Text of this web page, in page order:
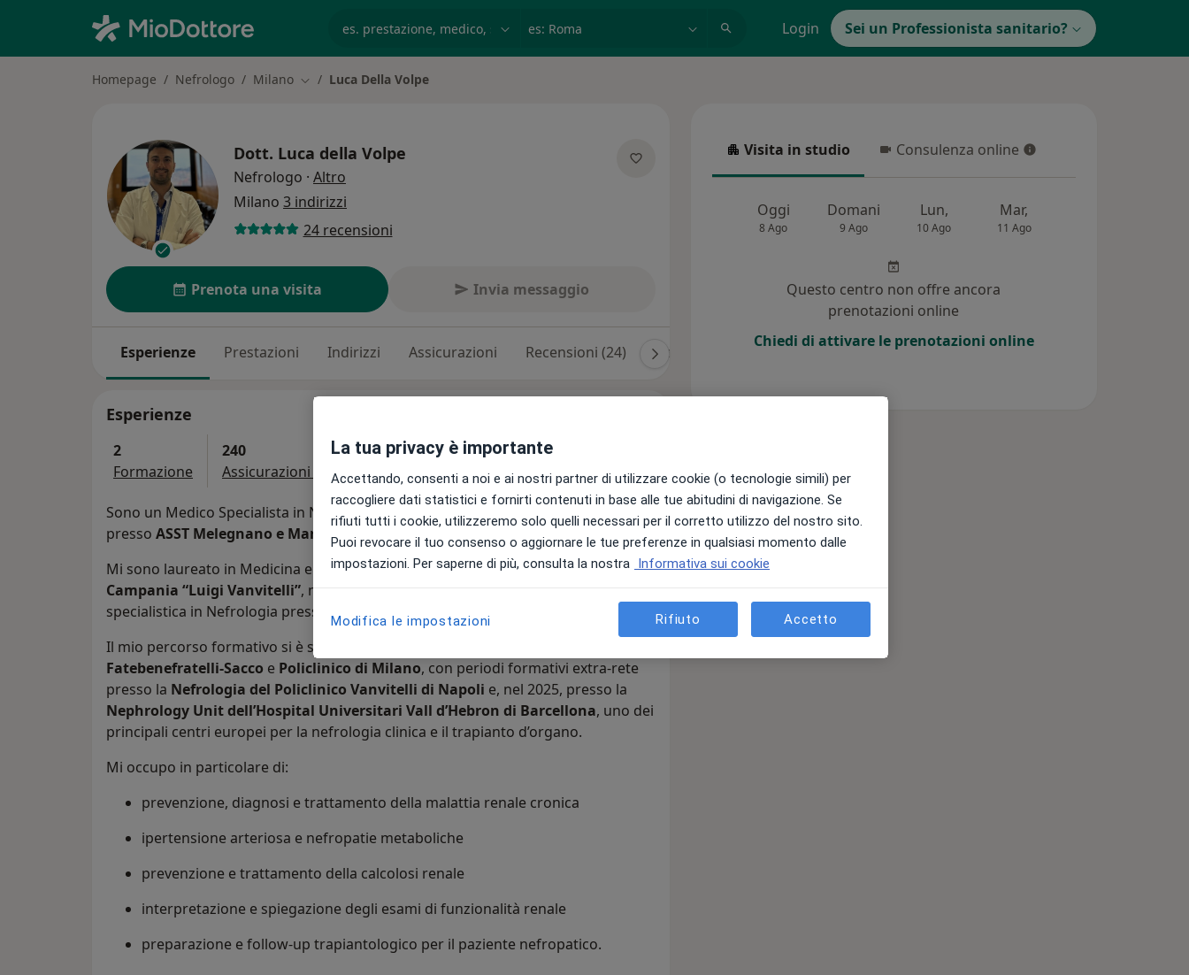
Login Sei un Professionista sanitario?
Homepage Nefrologo Milano Cambia città
Luca Della Volpe
Dott. Luca della Volpe
Nefrologo · Altro
Milano 3 indirizzi
24 recensioni
Prenota una visita Invia messaggio
Esperienze Prestazioni Indirizzi Assicurazioni Recensioni (24) Risposte ai pazienti (1)
Esperienze
2
Formazione
240
Assicurazioni accettate
Sono un Medico Specialista in Nefrologia e svolgo attività clinica come nefrologo
presso ASST Melegnano e Martesana
, alle porte di Milano.
Mi sono laureato in Medicina e Chirurgia presso l’Università degli Studi della
Campania “Luigi Vanvitelli”, mia terra natale, e ho completato la formazione
specialistica in Nefrologia presso l’Università degli Studi di Milano
Il mio percorso formativo si è svolto prevalentemente tra
Fatebenefratelli-Sacco e Policlinico di Milano, con periodi formativi extra-rete
presso la Nefrologia del Policlinico Vanvitelli di Napoli e, nel 2025, presso la
Nephrology Unit dell’Hospital Universitari Vall d’Hebron di Barcellona, uno dei
principali centri europei per la nefrologia clinica e il trapianto d’organo.
Mi occupo in particolare di:
prevenzione, diagnosi e trattamento della malattia renale cronica
ipertensione arteriosa e nefropatie metaboliche
prevenzione e trattamento della calcolosi renale
interpretazione e spiegazione degli esami di funzionalità renale
preparazione e follow-up trapiantologico per il paziente nefropatico.
Visita in studio
Visita in studio Consulenza online
Consulenza online
Oggi
8 Ago
Domani
9 Ago
Lun,
10 Ago
Mar,
11 Ago
Questo centro non offre ancora
prenotazioni online
Chiedi di attivare le prenotazioni online
La tua privacy è importante
Accettando, consenti a noi e ai nostri partner di utilizzare cookie (o tecnologie simili) per
raccogliere dati statistici e fornirti contenuti in base alle tue abitudini di navigazione. Se
rifiuti tutti i cookie, utilizzeremo solo quelli necessari per il corretto utilizzo del nostro sito.
Puoi revocare il tuo consenso o aggiornare le tue preferenze in qualsiasi momento dalle
impostazioni. Per saperne di più, consulta la nostra Informativa sui cookie
Modifica le impostazioni Rifiuto Accetto